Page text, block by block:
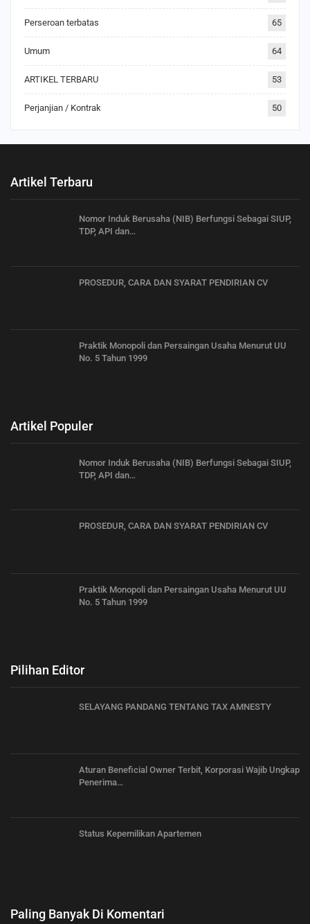
Perseroan terbatas 65
Umum 64
ARTIKEL TERBARU 53
Perjanjian / Kontrak 50
Artikel Terbaru
Nomor Induk Berusaha (NIB) Berfungsi Sebagai SIUP,
TDP, API dan…
PROSEDUR, CARA DAN SYARAT PENDIRIAN CV
Praktik Monopoli dan Persaingan Usaha Menurut UU
No. 5 Tahun 1999
Artikel Populer
Nomor Induk Berusaha (NIB) Berfungsi Sebagai SIUP,
TDP, API dan…
PROSEDUR, CARA DAN SYARAT PENDIRIAN CV
Praktik Monopoli dan Persaingan Usaha Menurut UU
No. 5 Tahun 1999
Pilihan Editor
SELAYANG PANDANG TENTANG TAX AMNESTY
Aturan Beneficial Owner Terbit, Korporasi Wajib Ungkap
Penerima…
Status Kepemilikan Apartemen
Paling Banyak Di Komentari